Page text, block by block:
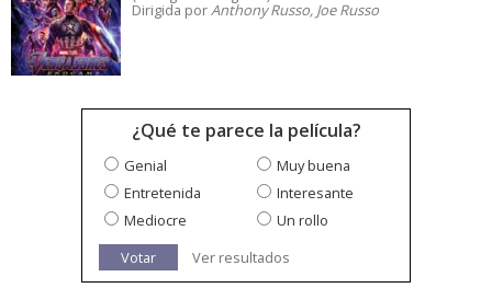
Dirigida porAnthony Russo, Joe Russo
¿Qué te parece la película?
Genial
Muy buena
Entretenida
Interesante
Mediocre
Un rollo
Votar
Ver resultados